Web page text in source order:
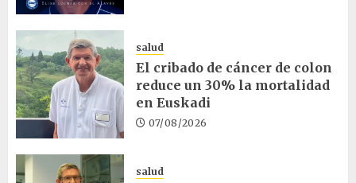
salud
El cribado de cáncer de colon
reduce un 30% la mortalidad
en Euskadi
07/08/2026
salud